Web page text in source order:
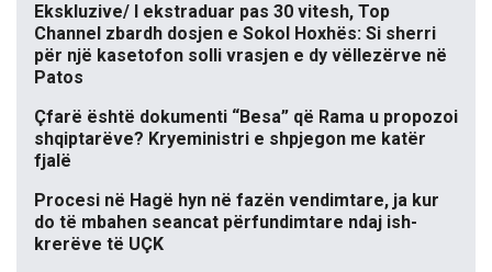
Ekskluzive/ I ekstraduar pas 30 vitesh, Top
Channel zbardh dosjen e Sokol Hoxhës: Si sherri
për një kasetofon solli vrasjen e dy vëllezërve në
Patos
Çfarë është dokumenti “Besa” që Rama u propozoi
shqiptarëve? Kryeministri e shpjegon me katër
fjalë
Procesi në Hagë hyn në fazën vendimtare, ja kur
do të mbahen seancat përfundimtare ndaj ish-
krerëve të UÇK